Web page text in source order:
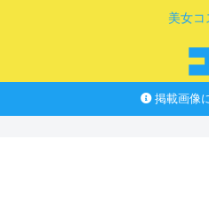
美女コ
掲載画像